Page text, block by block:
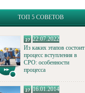
ТОП 5 СОВЕТОВ
22.07.2022
Из каких этапов состоит
процесс вступления в
СРО: особенности
процесса
16.01.2014